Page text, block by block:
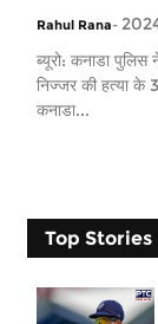
Rahul Rana-
ब्यूरो: कनाडा पुलिस
निज्जर की हत्या के
कनाडा...
Top Stories